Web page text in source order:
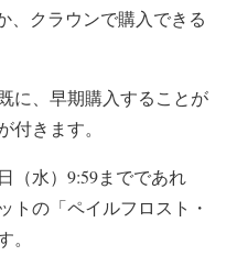
、クラウンで購入できる
に、早期購入することが
付きます。
（水）9:59までであれ
トの「ペイルフロスト・